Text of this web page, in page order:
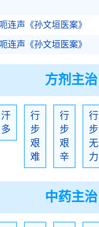
连声《孙文垣医案》
连声《孙文垣医案》
方剂主治
汗
多
行
步
艰
难
行
步
艰
辛
行
步
无
力
中药主治